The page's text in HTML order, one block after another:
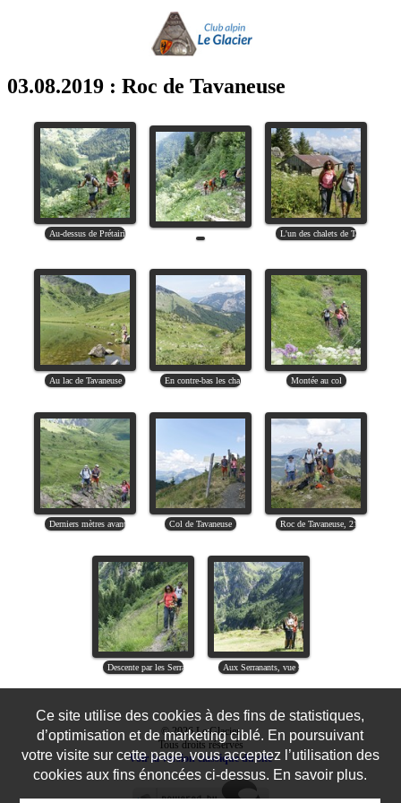
03.08.2019 : Roc de Tavaneuse
© 2026 Le Glacier
Tous droits réservés
Voir la version classique du site
Ce site utilise des cookies à des fins de statistiques,
d’optimisation et de marketing ciblé. En poursuivant
votre visite sur cette page, vous acceptez l’utilisation des
cookies aux fins énoncées ci-dessus. En savoir plus.